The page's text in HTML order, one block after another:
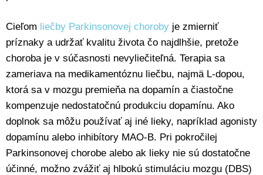
Cieľom liečby Parkinsonovej choroby je zmierniť
príznaky a udržať kvalitu života čo najdlhšie, pretože
choroba je v súčasnosti nevyliečiteľná. Terapia sa
zameriava na medikamentóznu liečbu, najmä L-dopou,
ktorá sa v mozgu premieňa na dopamín a čiastočne
kompenzuje nedostatočnú produkciu dopamínu. Ako
doplnok sa môžu používať aj iné lieky, napríklad agonisty
dopamínu alebo inhibítory MAO-B. Pri pokročilej
Parkinsonovej chorobe alebo ak lieky nie sú dostatočne
účinné, možno zvážiť aj hlbokú stimuláciu mozgu (DBS)